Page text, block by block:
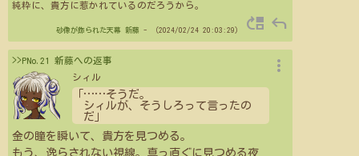
純粋に、貴方に惹かれているのだろうから。
砂像が飾られた天幕 新藤 - （2024/02/24 20:03:29） move_up reply
>>PNo.21 新藤への返事
シィル
……そうだ。
シィルが、そうしろって言ったの
だ」
金の瞳を瞬いて、貴方を見つめる。
もう、逸らされない視線。真っ直ぐに見つめる夜
more_vert